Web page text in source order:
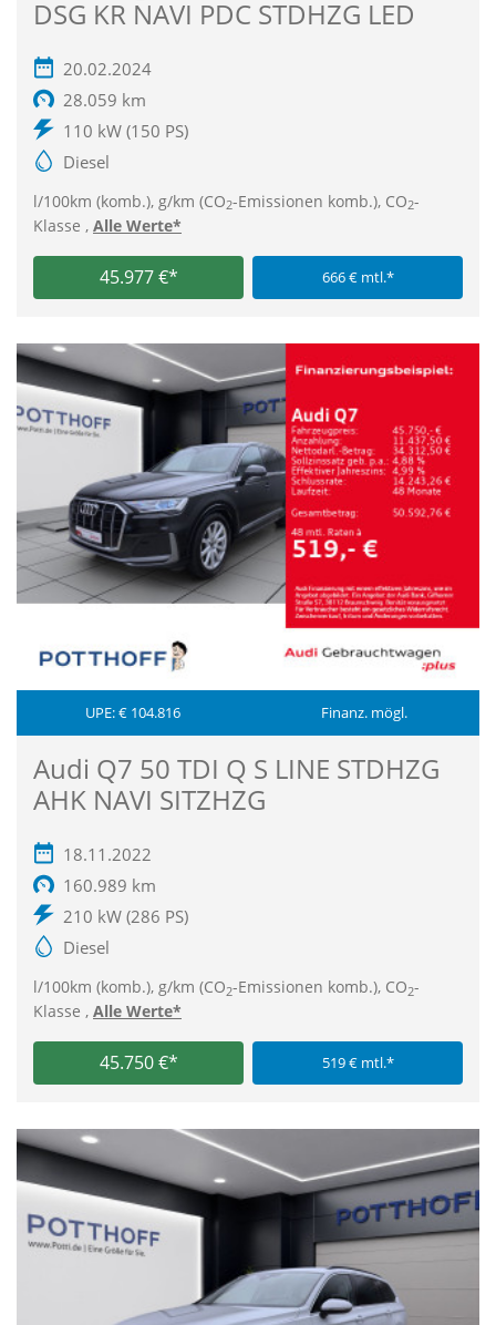
DSG KR NAVI PDC STDHZG LED
20.02.2024
28.059 km
110 kW (150 PS)
Diesel
l/100km (komb.), g/km (CO2-Emissionen komb.), CO2-
Klasse , Alle Werte*
45.977 €* 666 € mtl.*
UPE: € 104.816 Finanz. mögl.
Audi Q7 50 TDI Q S LINE STDHZG
AHK NAVI SITZHZG
18.11.2022
160.989 km
210 kW (286 PS)
Diesel
l/100km (komb.), g/km (CO2-Emissionen komb.), CO2-
Klasse , Alle Werte*
45.750 €* 519 € mtl.*